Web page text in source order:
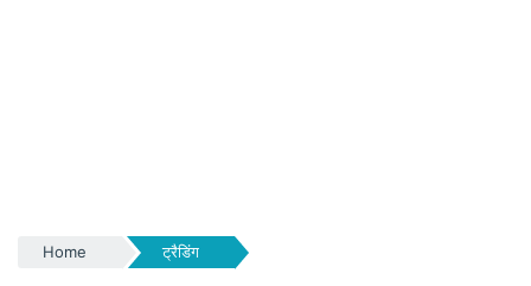
Home ट्रैडिंग